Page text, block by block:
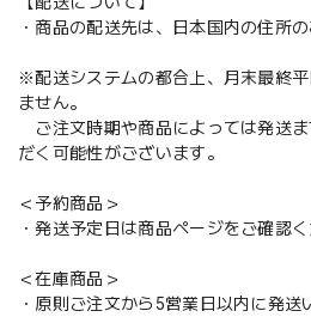
・商品の配送先は、日本国内の住所
※配送システムの都合上、月末最終
ません。
ご注文時期や商品によっては発送
だく可能性がございます。
＜予約商品＞
・発送予定日は商品ページをご確認く
＜在庫商品＞
・原則ご注文から5営業日以内に発送